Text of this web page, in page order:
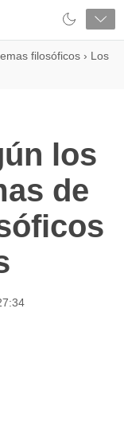
filosóficos › Los
los
de